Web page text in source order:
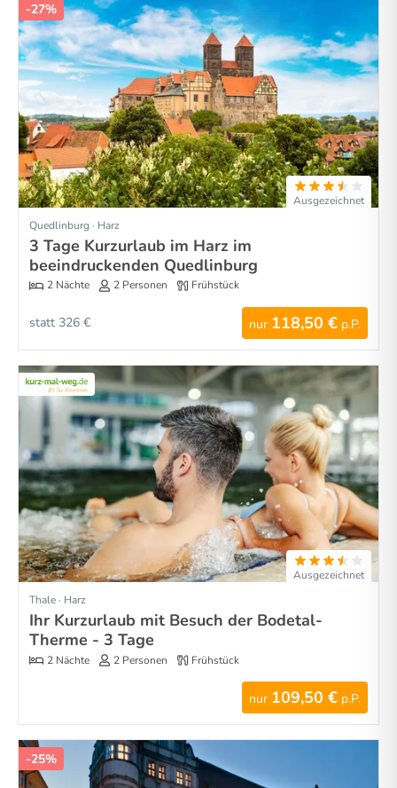
-27%
Ausgezeichnet
Quedlinburg · Harz
3 Tage Kurzurlaub im Harz im
beeindruckenden Quedlinburg
2 Nächte 2 Personen Frühstück
nur 118,50 € p.P.
statt 326 €
Ausgezeichnet
Thale · Harz
Ihr Kurzurlaub mit Besuch der Bodetal-
Therme - 3 Tage
2 Nächte 2 Personen Frühstück
nur 109,50 € p.P.
-25%